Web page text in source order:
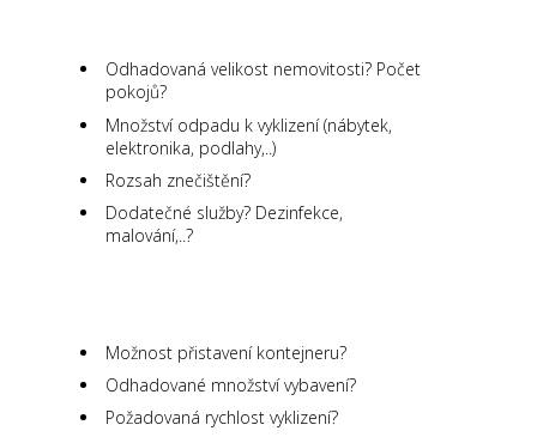
Odhadovaná velikost nemovitosti? Počet
pokojů?
Množství odpadu k vyklizení (nábytek,
elektronika, podlahy,..)
Rozsah znečištění?
Dodatečné služby? Dezinfekce,
malování,..?
Možnost přistavení kontejneru?
Odhadované množství vybavení?
Požadovaná rychlost vyklizení?